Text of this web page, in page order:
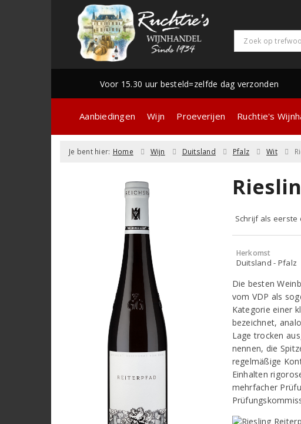
Voor 15.30 uur besteld=zelfde dag verzonden
Aanbiedingen Wijn Proeverijen Ruchtie's
Je bent hier: Home Wijn Duitsland Pfalz Wit
Schrijf als
Herkomst
Duitsland - Pfalz
Die besten
vom VDP als
Kategorie einer
bezeichnet,
Lage trocken
nennen, die
regelmäßige
Einhalten
mehrfacher